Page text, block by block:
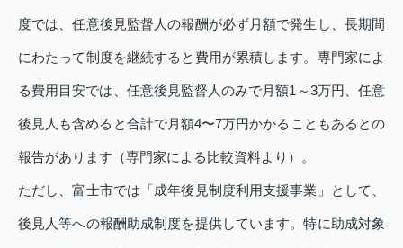
度では、任意後見監督人の報酬が必ず月額で発生し、長期間
にわたって制度を継続すると費用が累積します。専門家によ
る費用目安では、任意後見監督人のみで月額1～3万円、任意
後見人も含めると合計で月額4〜7万円かかることもあるとの
報告があります（専門家による比較資料より）。
ただし、富士市では「成年後見制度利用支援事業」として、
後見人等への報酬助成制度を提供しています。特に助成対象